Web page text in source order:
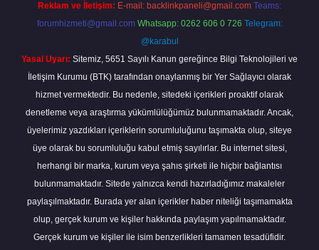
Reklam ve İletişim: E-mail: backlinkpaneli@gmail.com Teams:
forumhizmeti@gmail.com Whatsapp: 0262 606 0 726 Telegram:
@karabul
Yasal Uyarı: Sitemiz, 5651 Sayılı Kanun gereğince Bilgi Teknolojileri ve
İletişim Kurumu (BTK) tarafından onaylanmış bir Yer Sağlayıcı olarak
hizmet vermektedir. Bu nedenle, sitedeki içerikleri proaktif olarak
denetleme veya araştırma yükümlülüğümüz bulunmamaktadır. Ancak,
üyelerimiz yazdıkları içeriklerin sorumluluğunu taşımakta olup, siteye
üye olarak bu sorumluluğu kabul etmiş sayılırlar. Bu internet sitesi,
herhangi bir marka, kurum veya şahıs şirketi ile hiçbir bağlantısı
bulunmamaktadır. Sitede yalnızca kendi hazırladığımız makaleler
paylaşılmaktadır. Burada yer alan içerikler haber niteliği taşımamakta
olup, gerçek kurum ve kişiler hakkında paylaşım yapılmamaktadır.
Gerçek kurum ve kişiler ile isim benzerlikleri tamamen tesadüfidir.